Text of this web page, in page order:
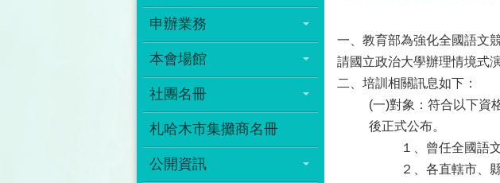
申辦業務
本會場館
社團名冊
札哈木市集攤商名冊
公開資訊
一、教育部為強化全國語文
請國立政治大學辦理情境式
二、培訓相關訊息如下：
(一)對象：符合以下資
後正式公布。
１、曾任全國語
２、各直轄市、